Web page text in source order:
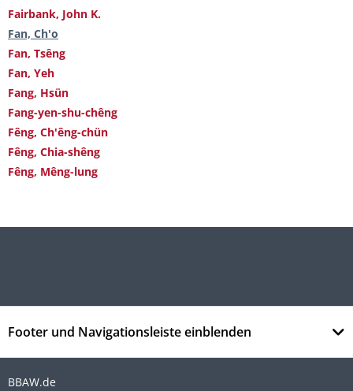
Fairbank, John K.
Fan, Ch'o
Fan, Tsêng
Fan, Yeh
Fang, Hsün
Fang-yen-shu-chêng
Fêng, Ch'êng-chün
Fêng, Chia-shêng
Fêng, Mêng-lung
Footer und Navigationsleiste einblenden
BBAW.de